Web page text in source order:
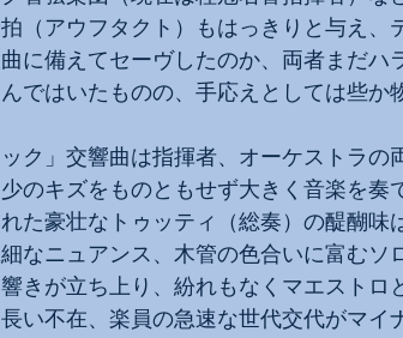
（アウフタクト）もはっきりと与え、
に備えてセーヴしたのか、両者まだハ
ではいたものの、手応えとしては些か
ク」交響曲は指揮者、オーケストラの
のキズをものともせず大きく音楽を奏
た豪壮なトゥッティ（総奏）の醍醐味
なニュアンス、木管の色合いに富むソ
きが立ち上り、紛れもなくマエストロ
い不在、楽員の急速な世代交代がマイ